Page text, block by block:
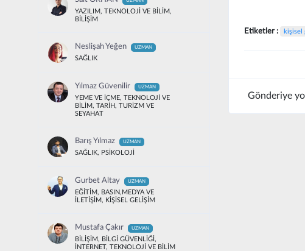
YAZILIM, TEKNOLOJİ VE BİLİM,
BİLİŞİM
Neslişah Yeğen UZMAN
SAĞLIK
Yılmaz Güvenilir UZMAN
YEME VE İÇME, TEKNOLOJİ VE
BİLİM, TARİH, TURİZM VE
SEYAHAT
Barış Yılmaz UZMAN
SAĞLIK, PSİKOLOJİ
Gurbet Altay UZMAN
EĞİTİM, BASIN,MEDYA VE
İLETİŞİM, KİŞİSEL GELİŞİM
Mustafa Çakır UZMAN
BİLİŞİM, BİLGİ GÜVENLİĞİ,
İNTERNET, TEKNOLOJİ VE BİLİM
Etiketler : kişisel
Gönderiye